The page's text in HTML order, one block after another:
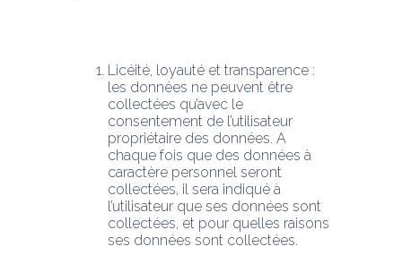
Licéité, loyauté et transparence :
les données ne peuvent être
collectées qu’avec le
consentement de l’utilisateur
propriétaire des données. A
chaque fois que des données à
caractère personnel seront
collectées, il sera indiqué à
l’utilisateur que ses données sont
collectées, et pour quelles raisons
ses données sont collectées.